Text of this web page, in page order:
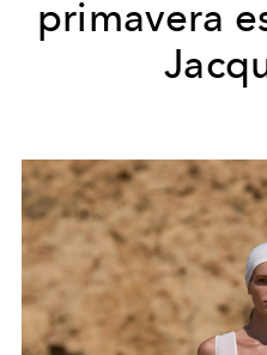
primavera